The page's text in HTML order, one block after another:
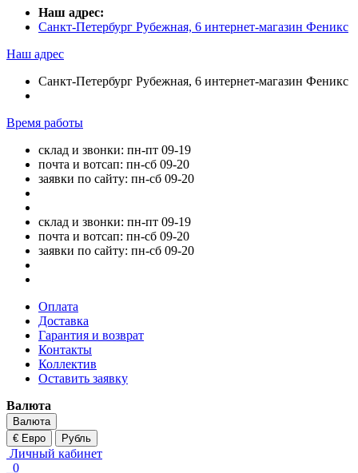
Наш адрес:
Санкт-Петербург Рубежная, 6 интернет-магазин Феникс
Наш адрес
Санкт-Петербург Рубежная, 6 интернет-магазин Феникс
Время работы
склад и звонки: пн-пт 09-19
почта и вотсап: пн-сб 09-20
заявки по сайту: пн-сб 09-20
склад и звонки: пн-пт 09-19
почта и вотсап: пн-сб 09-20
заявки по сайту: пн-сб 09-20
Оплата
Доставка
Гарантия и возврат
Контакты
Коллектив
Оставить заявку
Валюта
Валюта
€ Евро
Рубль
Личный кабинет
0